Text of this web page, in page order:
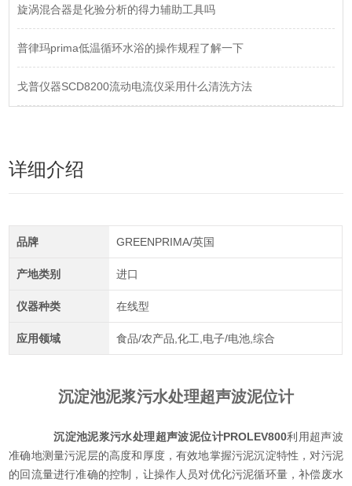
旋涡混合器是化验分析的得力辅助工具吗
普律玛prima低温循环水浴的操作规程了解一下
戈普仪器SCD8200流动电流仪采用什么清洗方法
详细介绍
品牌 GREENPRIMA/英国
产地类别 进口
仪器种类 在线型
应用领域 食品/农产品,化工,电子/电池,综合
沉淀池泥浆污水处理超声波泥位计
沉淀池泥浆污水处理超声波泥位计PROLEV800利用超声波
准确地测量污泥层的高度和厚度，有效地掌握污泥沉淀特性，对污泥
的回流量进行准确的控制，让操作人员对优化污泥循环量，补偿废水